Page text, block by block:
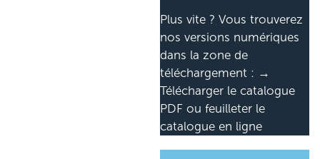
Plus vite ? Vous trouverez
nos versions numériques
dans la zone de
téléchargement : →
Télécharger le catalogue
PDF ou feuilleter le
catalogue en ligne